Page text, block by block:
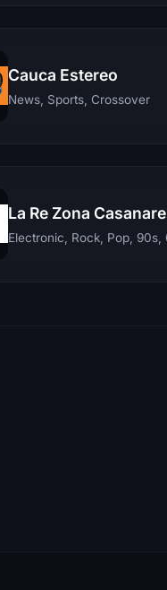
Cauca Estereo
News, Sports, Crossover
La Re Zona Casanare